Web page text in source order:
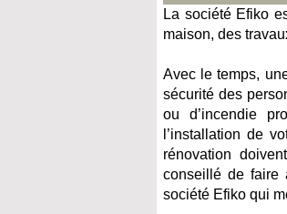
La société Efiko
maison, des
Avec le temps,
sécurité des
ou d’incendie
l’installation de
rénovation
conseillé de faire
société Efiko qui